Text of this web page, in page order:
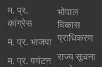
म. प्र.
कांग्रेस
म. प्र. भाजपा
म. प्र. पर्यटन
भोपाल
विकास
प्राधिकरण
राज्य सूचना